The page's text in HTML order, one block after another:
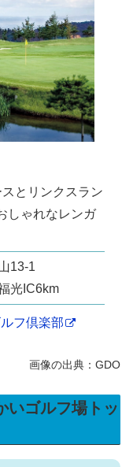
とリンクスラン
しゃれなレンガ
13-1
光IC6km
フ倶楽部
いゴルフ場トッ